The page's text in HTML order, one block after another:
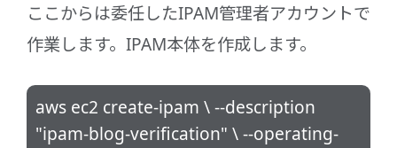
ここからは委任したIPAM管理者アカウントで
作業します。IPAM本体を作成します。
aws ec2 create-ipam \ --description
"ipam-blog-verification" \ --operating-